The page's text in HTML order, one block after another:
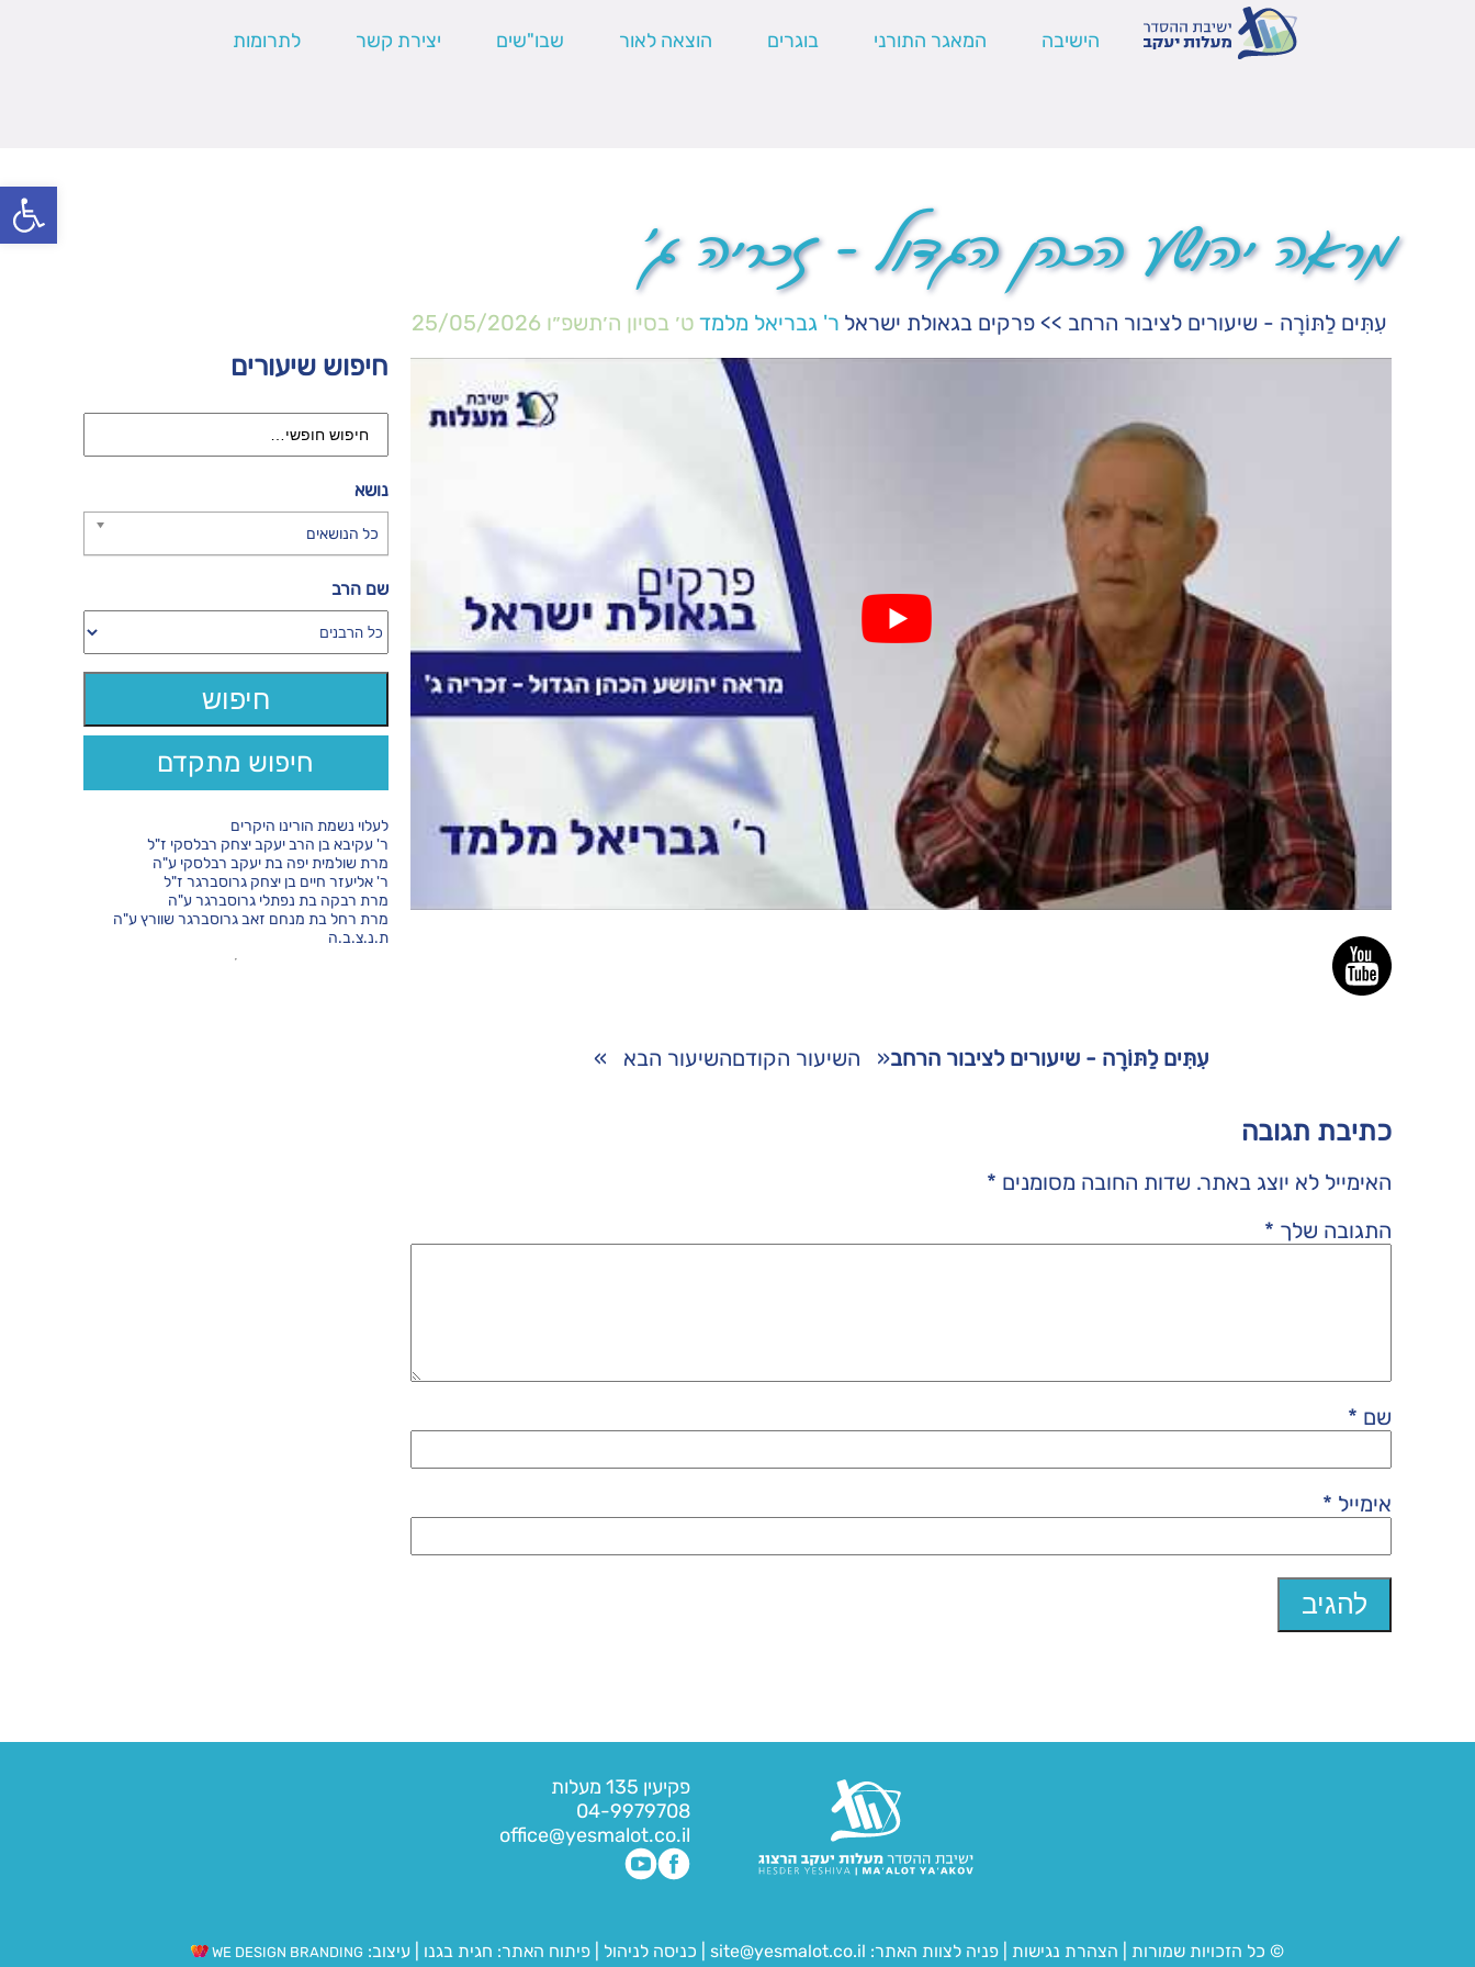
פתח
הישיבה המאגר התורני בוגרים הוצאה לאור שבו"שים יצירת קשר לתרומות
מראה יהושע הכהן הגדול – זכריה ג'
עִתִּים לַתּוֹרָה - שיעורים לציבור הרחב >> פרקים בגאולת ישראל ר' גבריאל מלמד ט׳ בסיון ה׳תשפ״ו 25/05/2026
עִתִּים לַתּוֹרָה - שיעורים לציבור הרחב« השיעור הקודםהשיעור הבא »
כתיבת תגובה
האימייל לא יוצג באתר. שדות החובה מסומנים *
התגובה שלך *
שם *
אימייל *
חיפוש שיעורים
נושא
כל הנושאים
שם הרב
חיפוש מתקדם
לעלוי נשמת הורינו היקרים
ר' עקיבא בן הרב יעקב יצחק רבלסקי ז"ל
מרת שולמית יפה בת יעקב רבלסקי ע"ה
ר' אליעזר חיים בן יצחק גרוסברגר ז"ל
מרת רבקה בת נפתלי גרוסברגר ע"ה
מרת רחל בת מנחם זאב גרוסברגר שוורץ ע"ה
ת.נ.צ.ב.ה
פקיעין 135 מעלות
04-9979708
office@yesmalot.co.il
© כל הזכויות שמורות הצהרת נגישות פניה לצוות האתר: site@yesmalot.co.il כניסה לניהול פיתוח האתר: חגית בגנו עיצוב: WE DESIGN BRANDING